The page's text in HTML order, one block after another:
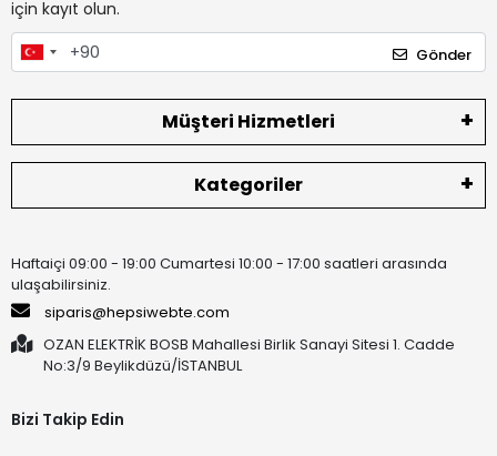
için kayıt olun.
Gönder
Müşteri Hizmetleri
Kategoriler
Haftaiçi 09:00 - 19:00 Cumartesi 10:00 - 17:00 saatleri arasında
ulaşabilirsiniz.
siparis@hepsiwebte.com
OZAN ELEKTRİK BOSB Mahallesi Birlik Sanayi Sitesi 1. Cadde
No:3/9 Beylikdüzü/İSTANBUL
Bizi Takip Edin